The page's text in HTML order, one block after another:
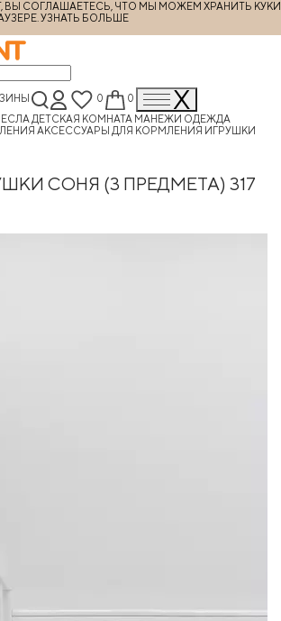
ВЫ СОГЛАШАЕТЕСЬ, ЧТО МЫ МОЖЕМ ХРАНИТЬ КУКИ
УЗНАТЬ БОЛЬШЕ
0
0
ДЕТСКАЯ КОМНАТА МАНЕЖИ ОДЕЖДА
АКСЕССУАРЫ ДЛЯ КОРМЛЕНИЯ ИГРУШКИ
СОНЯ (3 ПРЕДМЕТА) 317